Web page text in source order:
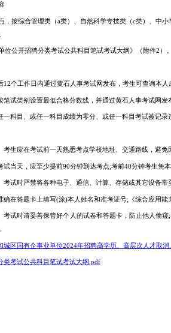
，按综合管理类（a类）、自然科学专技类（c类）、中
位公开招聘分类考试公共科目笔试考试大纲》（附件2）。
12个工作日内通过黄石人事考试网发布，考生可查询本人
笔试类别设置最低合格分数线，并通过黄石人事考试网
一科目、或任一科目成绩为零分、或任一科目考试被记录
考生应在考试前一天熟悉考点学校地址、交通路线，避免
试当天，应至少提前90分钟到达考点;考前40分钟考生凭
考试时严禁将各种电子、通信、计算、存储或其它设备
确在答题卡上填写(涂)本人姓名和准考证号;《综合应用
考试时请妥善保管好个人的试卷和答题卡，防止他人偷
。
城区国有企事业单位2024年招聘高学历、高层次人才取
类考试公共科目笔试考试大纲.pdf